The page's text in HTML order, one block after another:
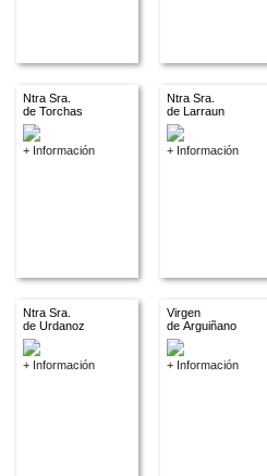
Ntra Sra.
de Torchas
+ Información
Ntra Sra.
de Larraun
+ Información
Ntra Sra.
de Urdanoz
+ Información
Virgen
de Arguiñano
+ Información